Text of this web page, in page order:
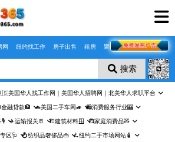
网 纽约找工作 房子出售 租房 聚合页
搜索
美国华人找工作网｜美国华人招聘网｜北美华人求职平台
金融贷款🏦 🚗美国二手车网🚙 🛍️消费服务行业🎰
🎙️ ✈️运输报关🚢 🏗️建筑材料🪟 📺家庭消费品🧸
区🩺 💍纺织品奢侈品👜 🛴纽约二手市场网站🧴